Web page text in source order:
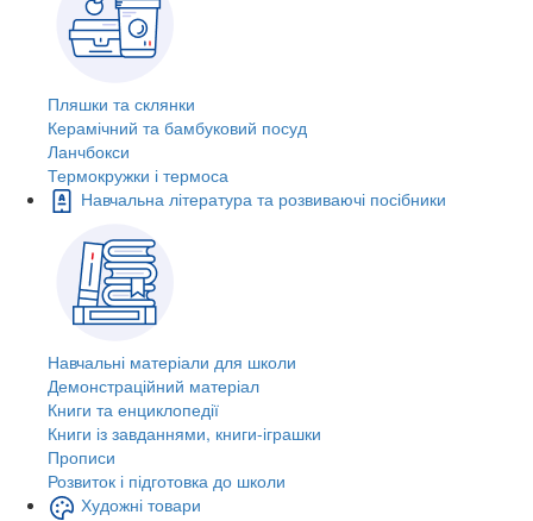
Пляшки та склянки
Керамічний та бамбуковий посуд
Ланчбокси
Термокружки і термоса
Навчальна література та розвиваючі посібники
Навчальні матеріали для школи
Демонстраційний матеріал
Книги та енциклопедії
Книги із завданнями, книги-іграшки
Прописи
Розвиток і підготовка до школи
Художні товари